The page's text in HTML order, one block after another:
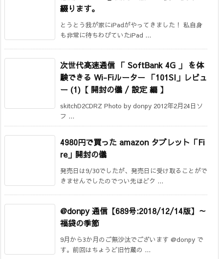
綴ります。
とうとう我が家にiPadがやってきました！ 私自身
も非常に待ちわびていたiPad ...
次世代高速通信 「 SoftBank 4G 」 を体
験できる Wi-Fiルーター 「101SI」レビュ
ー (1)【 開封の儀 / 設定 編 】
skitchD2CDRZ Photo by donpy 2012年2月24日ソ
フ ...
4980円で買った amazon タブレット「Fi
re」開封の儀
発売日は9/30でしたが、発売日に受け取ることがで
きませんでしたのでつい先ほどク ...
@donpy 通信【689号:2018/12/14版】～
福袋の季節
9月から3か月のご無沙汰でございます @donpy で
す。前回はちょうど旧竹蔵の ...